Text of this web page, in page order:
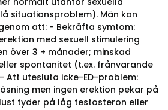
situationsproblem). Män kan
att: - Bekräfta symtom:
med sexuell stimulering
över 3 + månader; minskad
spontanitet (t.ex. frånvarande
Att utesluta icke-ED-problem:
men ingen erektion pekar på
tyder på låg testosteron eller